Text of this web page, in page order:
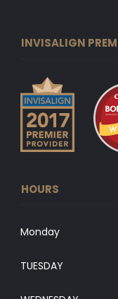
INVISALIGN
HOURS
Monday
TUESDAY